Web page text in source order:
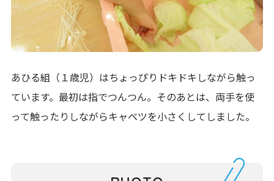
あひる組（１歳児）はちょっぴりドキドキしながら触っ
ています。最初は指でつんつん。そのあとは、両手を使
って触ったりしながらキャベツを小さくしてしました。